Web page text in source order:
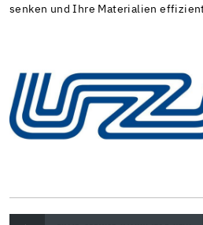
senken und Ihre Materialien